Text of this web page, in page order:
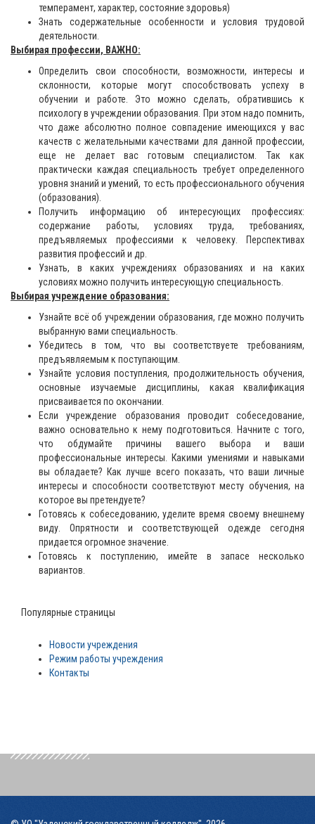
темперамент, характер, состояние здоровья)
Знать содержательные особенности и условия трудовой
деятельности.
Выбирая профессии, ВАЖНО:
Определить свои способности, возможности, интересы и
склонности, которые могут способствовать успеху в
обучении и работе. Это можно сделать, обратившись к
психологу в учреждении образования. При этом надо помнить,
что даже абсолютно полное совпадение имеющихся у вас
качеств с желательными качествами для данной профессии,
еще не делает вас готовым специалистом. Так как
практически каждая специальность требует определенного
уровня знаний и умений, то есть профессионального обучения
(образования).
Получить информацию об интересующих профессиях:
содержание работы, условиях труда, требованиях,
предъявляемых профессиями к человеку. Перспективах
развития профессий и др.
Узнать, в каких учреждениях образованиях и на каких
условиях можно получить интересующую специальность.
Выбирая учреждение образования:
Узнайте всё об учреждении образования, где можно получить
выбранную вами специальность.
Убедитесь в том, что вы соответствуете требованиям,
предъявляемым к поступающим.
Узнайте условия поступления, продолжительность обучения,
основные изучаемые дисциплины, какая квалификация
присваивается по окончании.
Если учреждение образования проводит собеседование,
важно основательно к нему подготовиться. Начните с того,
что обдумайте причины вашего выбора и ваши
профессиональные интересы. Какими умениями и навыками
вы обладаете? Как лучше всего показать, что ваши личные
интересы и способности соответствуют месту обучения, на
которое вы претендуете?
Готовясь к собеседованию, уделите время своему внешнему
виду. Опрятности и соответствующей одежде сегодня
придается огромное значение.
Готовясь к поступлению, имейте в запасе несколько
вариантов.
Популярные страницы
Новости учреждения
Режим работы учреждения
Контакты